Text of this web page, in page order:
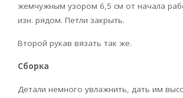
жемчужным узором 6,5 см от начала
изн. рядом. Петли закрыть.
Второй рукав вязать так же.
Сборка
Детали немного увлажнить, дать им